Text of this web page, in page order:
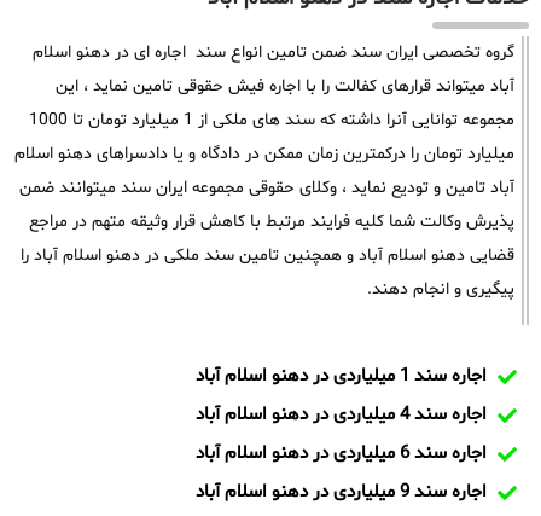
گروه تخصصی ایران سند ضمن تامین انواع سند اجاره ای در دهنو اسلام
آباد میتواند قرارهای کفالت را با اجاره فیش حقوقی تامین نماید ، این
مجموعه توانایی آنرا داشته که سند های ملکی از 1 میلیارد تومان تا 1000
میلیارد تومان را درکمترین زمان ممکن در دادگاه و یا دادسراهای دهنو اسلام
آباد تامین و تودیع نماید ، وکلای حقوقی مجموعه ایران سند میتوانند ضمن
پذیرش وکالت شما کلیه فرایند مرتبط با کاهش قرار وثیقه متهم در مراجع
قضایی دهنو اسلام آباد و همچنین تامین سند ملکی در دهنو اسلام آباد را
پیگیری و انجام دهند.
اجاره سند 1 میلیاردی در دهنو اسلام آباد
اجاره سند 4 میلیاردی در دهنو اسلام آباد
اجاره سند 6 میلیاردی در دهنو اسلام آباد
اجاره سند 9 میلیاردی در دهنو اسلام آباد